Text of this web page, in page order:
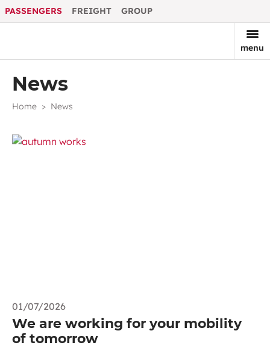
PASSENGERS FREIGHT GROUP
menu
News
Home News
01/07/2026
We are working for your mobility
of tomorrow